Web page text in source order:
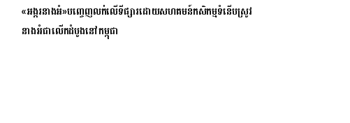
«អង្ករនាងអំ»បញ្ចេញលក់លើទីផ្សារដោយសហគមន៍កសិកម្មទំនើបស្រូវ
នាងអំជាលើកដំបូងនៅកម្ពុជា